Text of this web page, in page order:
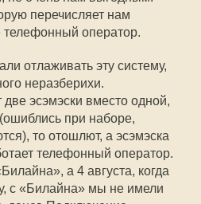
перечисляет нам
телефонный оператор.
отлаживать эту систему,
неразберихи.
эсэмэски вместо одной,
при наборе,
то отошлют, а эсэмэска
телефонный оператор.
а 4 августа, когда
с «Билайна» мы не имели